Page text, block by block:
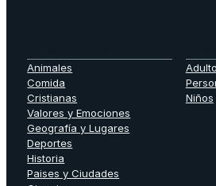
Animales
Comida
Cristianas
Valores y Emociones
Geografía y Lugares
Deportes
Historia
Paises y Ciudades
Niños